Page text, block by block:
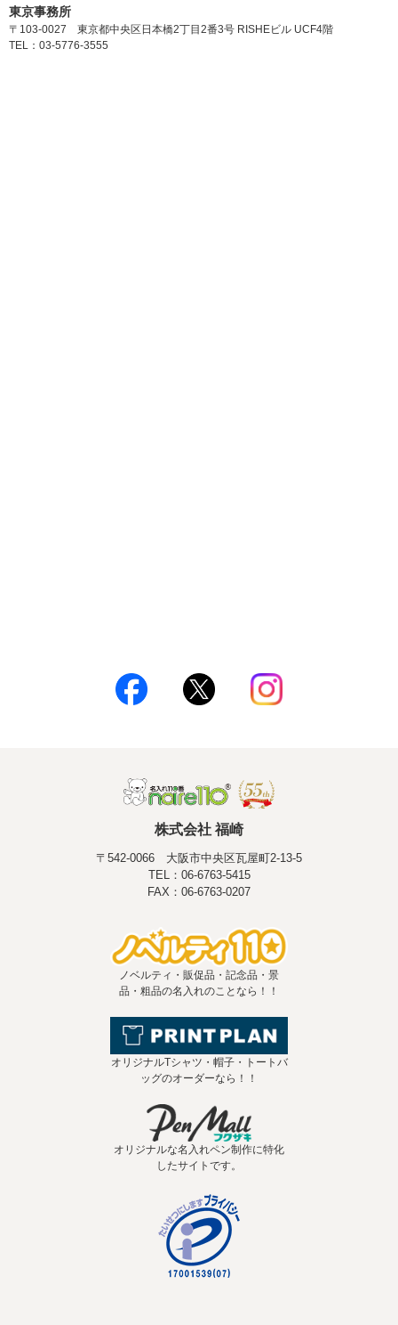
東京事務所
〒103-0027 東京都中央区日本橋2丁目2番3号 RISHEビル UCF4階
TEL：03-5776-3555
株式会社 福崎
〒542-0066 大阪市中央区瓦屋町2-13-5
TEL：06-6763-5415
FAX：06-6763-0207
ノベルティ・販促品・記念品・景
品・粗品の名入れのことなら！！
オリジナルTシャツ・帽子・トートバ
ッグのオーダーなら！！
オリジナルな名入れペン制作に特化
したサイトです。